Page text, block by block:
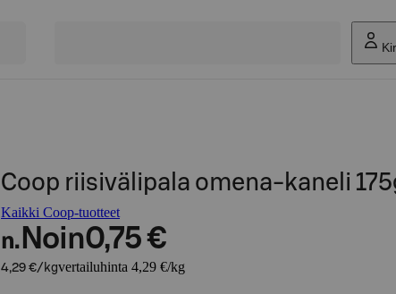
Coop riisivälipala omena-kaneli
Kaikki Coop-tuotteet
n. Noin0,75 €
4,29 €/kgvertailuhinta 4,29 €/kg